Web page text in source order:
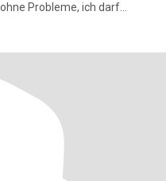
Probleme, ich darf